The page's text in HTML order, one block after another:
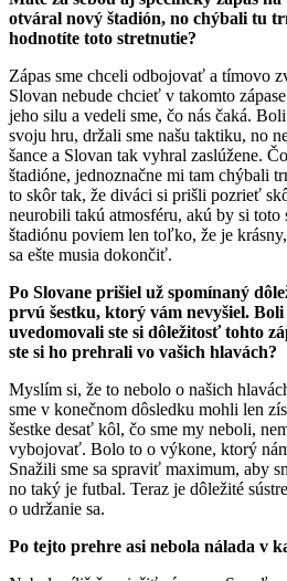
otváral nový štadión, no chýbali tu
hodnotíte toto stretnutie?
Zápas sme chceli odbojovať a tímovo
Slovan nebude chcieť v takomto
jeho silu a vedeli sme, čo nás čaká.
svoju hru, držali sme našu taktiku, no
šance a Slovan tak vyhral zaslúžene.
štadióne, jednoznačne mi tam chýbali
to skôr tak, že diváci si prišli pozrieť
neurobili takú atmosféru, akú by si
štadiónu poviem len toľko, že je
sa ešte musia dokončiť.
Po Slovane prišiel už spomínaný
prvú šestku, ktorý vám nevyšiel.
uvedomovali ste si dôležitosť tohto
ste si ho prehrali vo vašich hlavách?
Myslím si, že to nebolo o našich
sme v konečnom dôsledku mohli len
šestke desať kôl, čo sme my neboli,
vybojovať. Bolo to o výkone, ktorý
Snažili sme sa spraviť maximum, aby
no taký je futbal. Teraz je dôležité
o udržanie sa.
Po tejto prehre asi nebola nálada v